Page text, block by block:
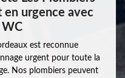
en urgence avec
est reconnue
urgent pour toute la
Nos plombiers peuvent